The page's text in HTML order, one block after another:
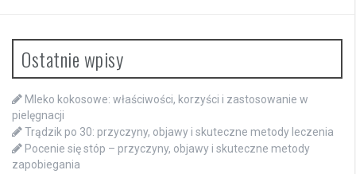
Ostatnie wpisy
Mleko kokosowe: właściwości, korzyści i zastosowanie w
pielęgnacji
Trądzik po 30: przyczyny, objawy i skuteczne metody leczenia
Pocenie się stóp – przyczyny, objawy i skuteczne metody
zapobiegania